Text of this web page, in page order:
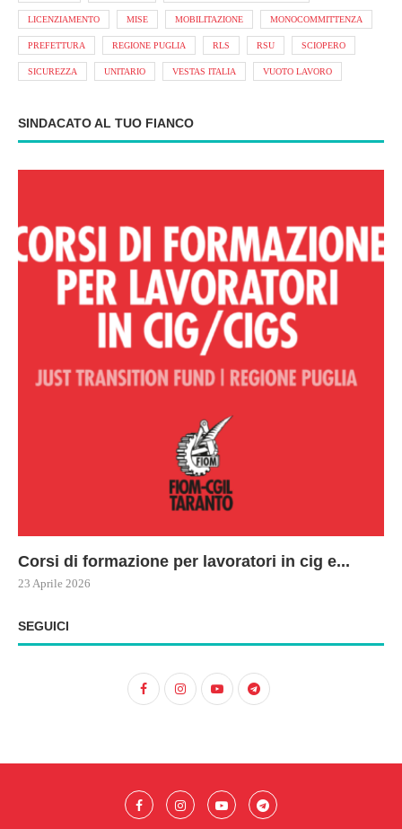
LICENZIAMENTO MISE MOBILITAZIONE MONOCOMMITTENZA
PREFETTURA REGIONE PUGLIA RLS RSU SCIOPERO
SICUREZZA UNITARIO VESTAS ITALIA VUOTO LAVORO
SINDACATO AL TUO FIANCO
Corsi di formazione per lavoratori in cig e...
23 Aprile 2026
SEGUICI